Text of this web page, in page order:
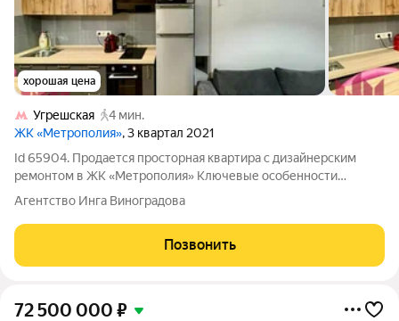
хорошая цена
Угрешская
4 мин.
ЖК «Метрополия», 3 квартал 2021
Id 65904. Продается просторная квартира с дизайнерским
ремонтом в ЖК «Метрополия» Ключевые особенности
объекта: -16 этаж из 30, что сочетает в себе оптимальную
высоту и комфорт - Выполнен качественный дизайнерский
ремонт - Можно рассмотреть как
Агентство Инга Виноградова
Позвонить
72 500 000 ₽